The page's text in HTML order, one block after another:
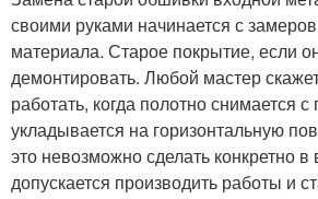
своими руками начинается с замеров
материала. Старое покрытие, если
демонтировать. Любой мастер
работать, когда полотно снимается с
укладывается на горизонтальную
это невозможно сделать конкретно
допускается производить работы и